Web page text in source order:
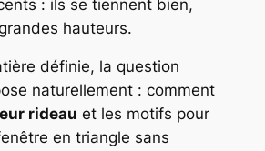
: ils se tiennent bien,
hauteurs.
définie, la question
naturellement : comment
rideau et les motifs pour
en triangle sans